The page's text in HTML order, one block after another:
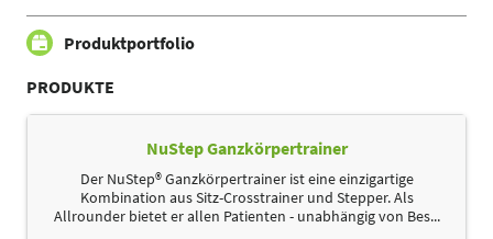
Produktportfolio
PRODUKTE
NuStep Ganzkörpertrainer
Der NuStep® Ganzkörpertrainer ist eine einzigartige
Kombination aus Sitz-Crosstrainer und Stepper. Als
Allrounder bietet er allen Patienten - unabhängig von Bes...